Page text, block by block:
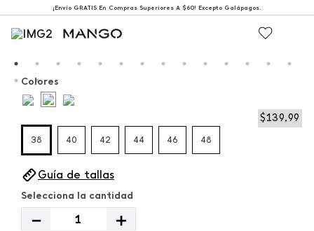
¡Envío GRATIS En Compras Superiores A $60! Excepto Galápagos.
$139,99
Colores
38 40 42 44 46 48
Guía de tallas
＋
－